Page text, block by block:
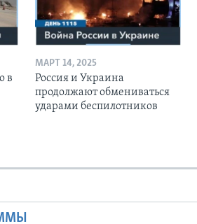
в
МАРТ 14, 2025
Россия и Украина
продолжают обмениваться
ударами беспилотников